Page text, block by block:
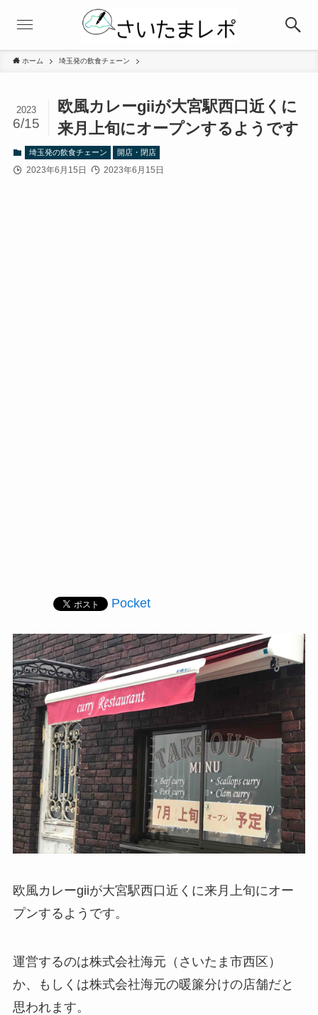
ホーム 埼玉発の飲食チェーン
欧風カレーgiiが大宮駅西口近くに
来月上旬にオープンするようです
2023
6/15
埼玉発の飲食チェーン 開店・閉店
2023年6月15日 2023年6月15日
Pocket
欧風カレーgiiが大宮駅西口近くに来月上旬にオー
プンするようです。
運営するのは株式会社海元（さいたま市西区）
か、もしくは株式会社海元の暖簾分けの店舗だと
思われます。